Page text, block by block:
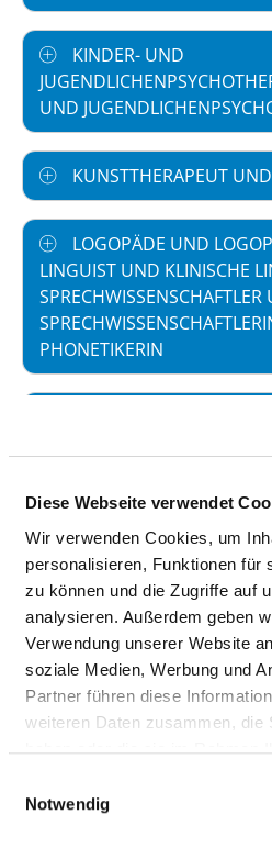
Diese Webseite verwendet
Wir verwenden Cookies, um
personalisieren, Funktionen für
zu können und die Zugriffe auf
analysieren. Außerdem geben
Verwendung unserer Website
soziale Medien, Werbung und
Partner führen diese
weiteren Daten zusammen, die
Notwendig
KINDER- UND
UND
KUNSTTHERAPEUT
LOGOPÄDE UND
LINGUIST UND KLINISCHE
SPRECHWISSENSCHAFTLER
PHONETIKERIN
MASSEUR /
UND MASSEURIN /
MEDIZINISCH-
FUNKTIONSDIAGNOSTIK
TECHNISCHE ASSISTENTIN
FUNKTIONSDIAGNOSTIK
MEDIZINISCH-
TECHNISCHE
MEDIZINISCH-